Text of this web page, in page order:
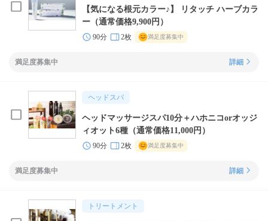
【気になる根元カラー♪】 リタッチ ハーブカラ
ー（通常価格9,900円）
90分 2枚 満足度募集中
満足度募集中 詳細
ヘッドスパ
ヘッドマッサージスパ10分＋ハホニコorオッジ
ィオット6種（通常価格11,000円）
90分 2枚 満足度募集中
満足度募集中 詳細
トリートメント